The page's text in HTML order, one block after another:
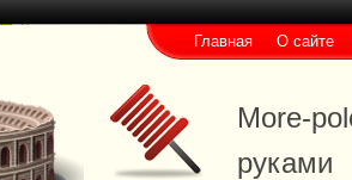
More-
руками
Главная О сайте